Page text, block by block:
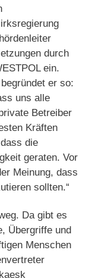
durch
ein.
er so:
uns alle
Betreiber
Kräften
die
geraten. Vor
Meinung, dass
sollten.“
Da gibt es
Übergriffe und
Menschen